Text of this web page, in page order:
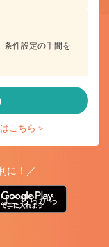
条件設定の手間を
こちら＞
に！／
こちらから